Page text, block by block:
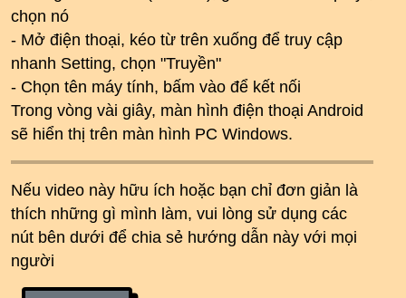
chọn nó
- Mở điện thoại, kéo từ trên xuống để truy cập
nhanh Setting, chọn "Truyền"
- Chọn tên máy tính, bấm vào để kết nối
Trong vòng vài giây, màn hình điện thoại Android
sẽ hiển thị trên màn hình PC Windows.
Nếu video này hữu ích hoặc bạn chỉ đơn giản là
thích những gì mình làm, vui lòng sử dụng các
nút bên dưới để chia sẻ hướng dẫn này với mọi
người